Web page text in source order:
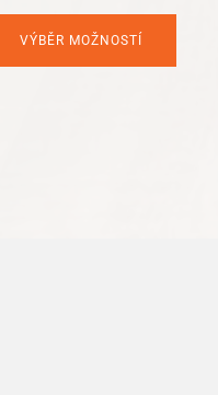
VÝBĚR MOŽNOSTÍ